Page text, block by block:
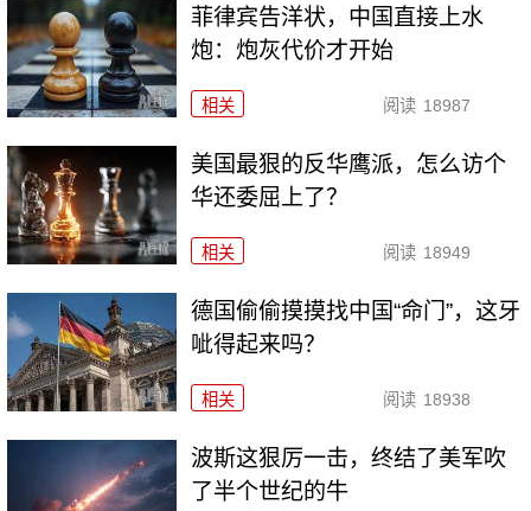
菲律宾告洋状，中国直接上水
炮：炮灰代价才开始
相关 阅读 18987
美国最狠的反华鹰派，怎么访个
华还委屈上了？
相关 阅读 18949
德国偷偷摸摸找中国“命门”，这牙
呲得起来吗？
相关 阅读 18938
波斯这狠厉一击，终结了美军吹
了半个世纪的牛